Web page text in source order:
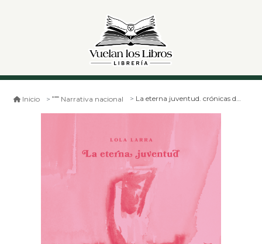
Inicio Narrativa nacional La eterna juventud. crónicas de una vida libresca